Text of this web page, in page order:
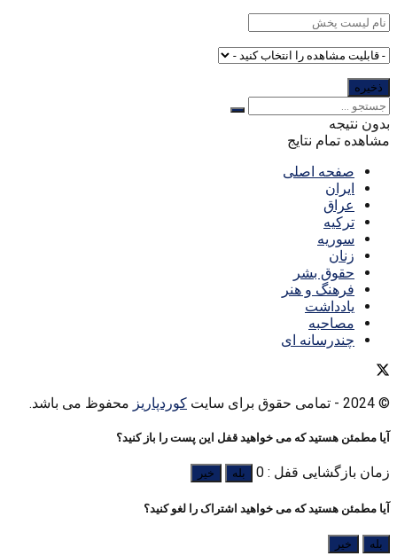
بدون نتیجه
مشاهده تمام نتایج
صفحه اصلی
ایران
عراق
ترکیه
سوریه
زنان
حقوق بشر
فرهنگ و هنر
یادداشت
مصاحبه
چندرسانه ای
© 2024 - تمامی حقوق برای سایت کوردپاریز محفوظ می باشد.
آیا مطمئن هستید که می خواهید قفل این پست را باز کنید؟
زمان بازگشایی قفل : 0 بله خیر
آیا مطمئن هستید که می خواهید اشتراک را لغو کنید؟
بله خیر